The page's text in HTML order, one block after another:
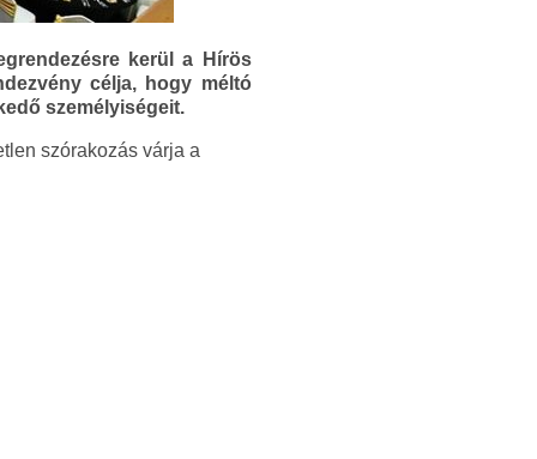
kerül a Hírös
célja, hogy méltó
személyiségeit.
szórakozás várja a